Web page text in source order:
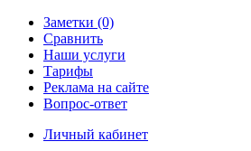
Заметки (0)
Сравнить
Наши услуги
Тарифы
Реклама на сайте
Вопрос-ответ
Личный кабинет